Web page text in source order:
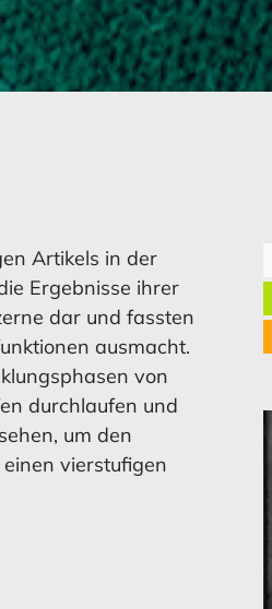
Artikels in der
Ergebnisse ihrer
dar und fassten
ausmacht.
von
durchlaufen und
um den
vierstufigen